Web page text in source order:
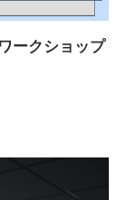
ークショップ